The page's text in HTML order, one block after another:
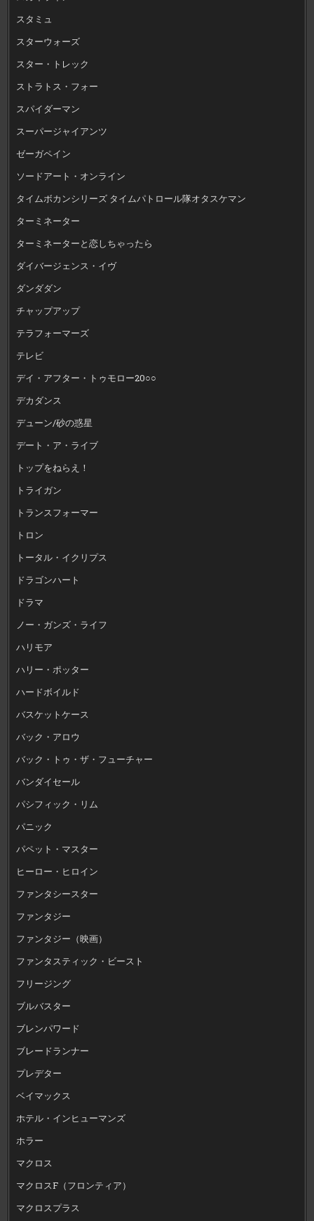
スタミュ
スターウォーズ
スター・トレック
ストラトス・フォー
スパイダーマン
スーパージャイアンツ
ゼーガペイン
ソードアート・オンライン
タイムボカンシリーズ タイムパトロール隊オタスケマン
ターミネーター
ターミネーターと恋しちゃったら
ダイバージェンス・イヴ
ダンダダン
チャップアップ
テラフォーマーズ
テレビ
デイ・アフター・トゥモロー20○○
デカダンス
デューン/砂の惑星
デート・ア・ライブ
トップをねらえ！
トライガン
トランスフォーマー
トロン
トータル・イクリプス
ドラゴンハート
ドラマ
ノー・ガンズ・ライフ
ハリモア
ハリー・ポッター
ハードボイルド
バスケットケース
バック・アロウ
バック・トゥ・ザ・フューチャー
バンダイセール
パシフィック・リム
パニック
パペット・マスター
ヒーロー・ヒロイン
ファンタシースター
ファンタジー
ファンタジー（映画）
ファンタスティック・ビースト
フリージング
ブルバスター
ブレンパワード
ブレードランナー
プレデター
ベイマックス
ホテル・インヒューマンズ
ホラー
マクロス
マクロスF（フロンティア）
マクロスプラス